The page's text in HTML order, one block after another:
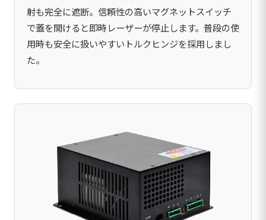
射も完全に遮断。信頼性の高いマグネットスイッチ
で蓋を開けると即時レーザーが停止します。普段の使
用時も安全に扱いやすいトルクヒンジを採用しまし
た。